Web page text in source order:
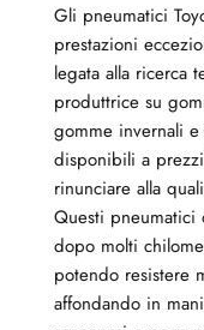
Gli pneumatici
prestazioni
legata alla ricerca
produttrice su
gomme invernali
disponibili a
rinunciare alla
Questi pneumatici
dopo molti
potendo resistere
affondando in